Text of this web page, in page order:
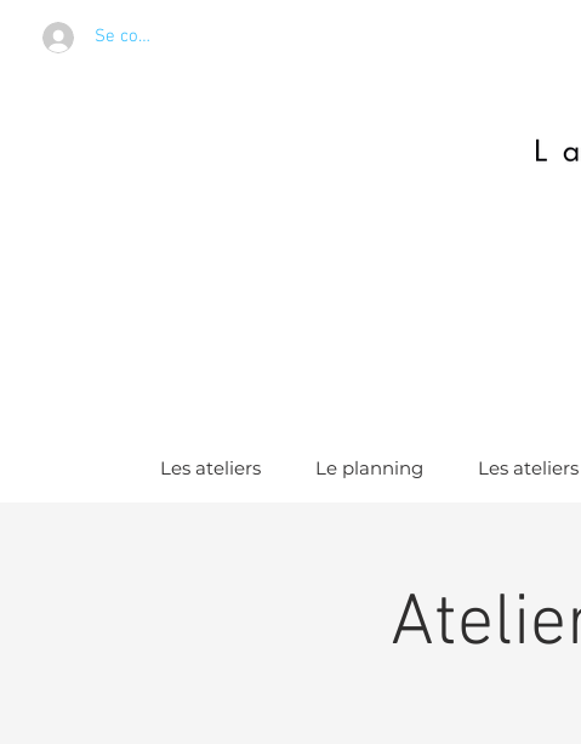
Se connecter
Les ateliers Le planning Les